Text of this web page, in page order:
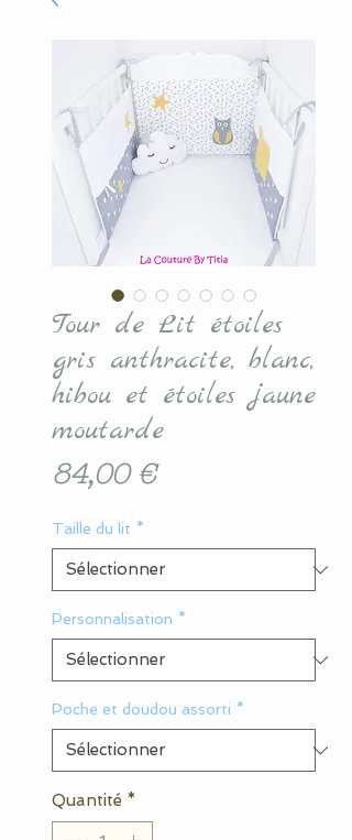
Tour de Lit étoiles
gris anthracite, blanc,
hibou et étoiles jaune
moutarde
84,00 €Prix
Taille du lit *
Personnalisation *
Poche et doudou assorti *
Quantité *